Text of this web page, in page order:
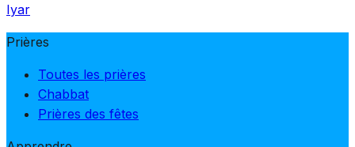
Iyar
Prières
Toutes les prières
Chabbat
Prières des fêtes